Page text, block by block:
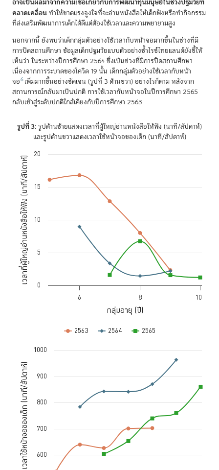
คลาดเคลื่อนทำให้ขาดแรงจูงใจที่จะอ่านหนังสือให้เด็กฟังหรือทำกิจกรรม
ที่ส่งเสริมพัฒนาการเด็กได้ดีแต่ต้องใช้เวลาและความพยายามสูง
นอกจากนี้ ยังพบว่าเด็กกลุ่มตัวอย่างใช้เวลากับหน้าจอมากขึ้นในช่วงที่มี
การปิดสถานศึกษา ข้อมูลเด็กปฐมวัยแบบตัวอย่างซ้ำไรซ์ไทยแลนด์ยังชี้ให้
เห็นว่า ในระหว่างปีการศึกษา 2564 ซึ่งเป็นช่วงที่มีการปิดสถานศึกษา
เนื่องจากการระบาดของโควิด 19 นั้น เด็กกลุ่มตัวอย่างใช้เวลากับหน้า
จอ6เพิ่มมากขึ้นอย่างชัดเจน (รูปที่ 3 ด้านขวา) อย่างไรก็ตาม หลังจาก
สถานการณ์กลับมาเป็นปกติ การใช้เวลากับหน้าจอในปีการศึกษา 2565
กลับเข้าสู่ระดับปกติใกล้เคียงกับปีการศึกษา 2563
รูปที่ 3: รูปด้านซ้ายแสดงเวลาที่ผู้ใหญ่อ่านหนังสือให้ฟัง (นาที/สัปดาห์)
และรูปด้านขวาแสดงเวลาใช้หน้าจอของเด็ก (นาที/สัปดาห์)
Chart
Line chart with 3 lines.
The chart has 1 X axis displaying กลุ่มอายุ (ปี). Data ranges from 5 to
The chart has 1 Y axis displaying เวลาที่ผู้ใหญ่อ่านหนังสือให้ฟัง (นาที/สั
กลุ่มอายุ (ปี)
เวลาที่ผู้ใหญ่อ่านหนังสือให้ฟัง (นาที/สัปดาห์)
2563 2564 2565
6 8 10
0
5
10
15
20
End of interactive chart.
Line chart with 3 lines.
The chart has 1 X axis displaying กลุ่มอายุ (ปี). Data ranges from 5 to
The chart has 1 Y axis displaying เวลาใช้หน้าจอของเด็ก (นาที/สัปดาห์
เวลาใช้หน้าจอของเด็ก (นาที/สัปดาห์) 600
700
800
900
1000